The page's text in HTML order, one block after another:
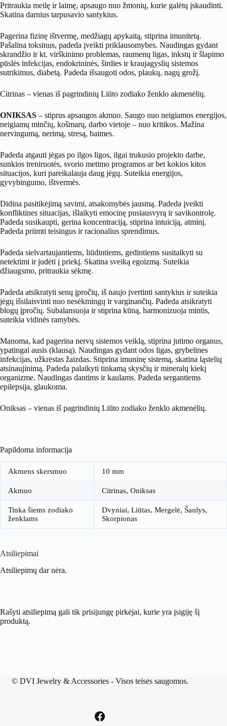
Pritraukia meilę ir laimę, apsaugo nuo žmonių, kurie galėtų įskaudinti.
Skatina darnius tarpusavio santykius.
Pagerina fizinę ištvermę, medžiagų apykaitą, stiprina imunitetą.
Pašalina toksinus, padeda įveikti priklausomybes. Naudingas gydant
skrandžio ir kt. virškinimo problemas, raumenų ligas, inkstų ir šlapimo
pūslės infekcijas, endokrininės, širdies ir kraujagyslių sistemos
sutrikimus, diabetą. Padeda išsaugoti odos, plaukų, nagų grožį.
Citrinas – vienas iš pagrindinių Liūto zodiako ženklo akmenėlių.
ONIKSAS – stiprus apsaugos akmuo. Saugo nuo neigiamos energijos,
neigiamų minčių, košmarų, darbo vietoje – nuo kritikos. Mažina
nervingumą, nerimą, stresą, baimes.
Padeda atgauti jėgas po ilgos ligos, ilgai trukusio projekto darbe,
sunkios treniruotės, svorio metimo programos ar bet kokios kitos
situacijos, kuri pareikalauja daug jėgų. Suteikia energijos,
gyvybingumo, ištvermės.
Didina pasitikėjimą savimi, atsakomybės jausmą. Padeda įveikti
konfliktines situacijas, išlaikyti emocinę pusiausvyrą ir savikontrolę.
Padeda susikaupti, gerina koncentraciją, stiprina intuiciją, atminį.
Padeda priimti teisingus ir racionalius sprendimus.
Padeda sielvartaujantiems, liūdintiems, gedintiems susitaikyti su
netektimi ir judėti į priekį. Skatina sveiką egoizmą. Suteikia
džiaugsmo, pritraukia sėkmę.
Padeda atsikratyti senų įpročių, iš naujo įvertinti santykius ir suteikia
jėgų išsilaisvinti nuo nesėkmingų ir varginančių. Padeda atsikratyti
blogų įpročių. Subalansuoja ir stiprina kūną, harmonizuoja mintis,
suteikia vidinės ramybės.
Manoma, kad pagerina nervų sistemos veiklą, stiprina jutimo organus,
ypatingai ausis (klausą). Naudingas gydant odos ligas, grybelines
infekcijas, užkrėstas žaizdas. Stiprina imuninę sistemą, skatina ląstelių
atsinaujinimą. Padeda palaikyti tinkamą skysčių ir mineralų kiekį
organizme. Naudingas dantims ir kaulams. Padeda sergantiems
epilepsija, glaukoma.
Oniksas – vienas iš pagrindinių Liūto zodiako ženklo akmenėlių.
Papildoma informacija
Akmens skersmuo 10 mm
Akmuo Citrinas, Oniksas
Tinka šiems zodiako
ženklams
Dvyniai, Liūtas, Mergelė, Šaulys,
Skorpionas
Atsiliepimai
Atsiliepimų dar nėra.
Rašyti atsiliepimą gali tik prisijungę pirkėjai, kurie yra įsigiję šį
produktą.
© DVI Jewelry & Accessories- Visos teisės saugomos.